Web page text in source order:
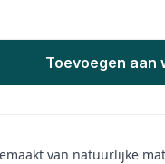
Toevoegen aan
van natuurlijke